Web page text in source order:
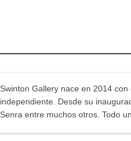
Swinton Gallery nace en 2014
independiente. Desde su
Senra entre muchos otros. Todo